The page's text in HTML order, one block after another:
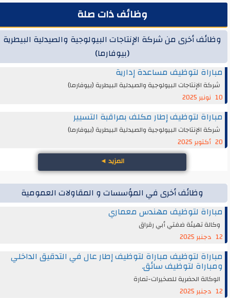
وظائف ذات صلة
وظائف أخرى من شركة الإنتاجات البيولوجية والصيدلية البيطرية
(بيوفارما)
مباراة لتوظيف مساعدة إدارية
شركة الإنتاجات البيولوجية والصيدلية البيطرية (بيوفارما)
10 نونبر 2025
مباراة لتوظيف إطار مكلف بمراقبة التسيير
شركة الإنتاجات البيولوجية والصيدلية البيطرية (بيوفارما)
20 أكتوبر 2025
المزيد◄
وظائف أخرى في المؤسسات و المقاولات العمومية
مباراة لتوظيف مهندس معماري
وكالة تهيئة ضفتي أبي رقراق
12 دجنبر 2025
مباراة لتوظيف مباراة لتوظيف إطار عال في التدقيق الداخلي
ومباراة لتوظيف سائق.
الوكالة الحضرية للصخيرات-تمارة
12 دجنبر 2025